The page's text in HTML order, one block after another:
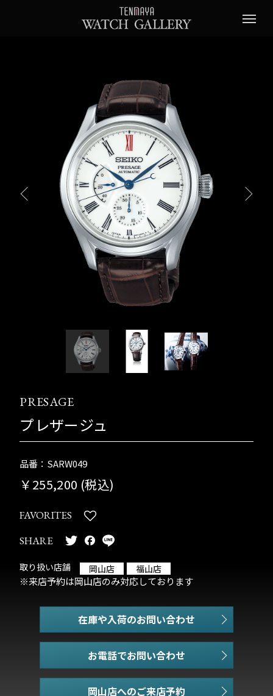
PRESAGE
プレザージュ
品番：SARW049
￥255,200 (税込)
FAVORITES
SHARE
取り扱い店舗 岡山店 福山店
※来店予約は岡山店のみ対応しております
在庫や入荷のお問い合わせ
お電話でお問い合わせ